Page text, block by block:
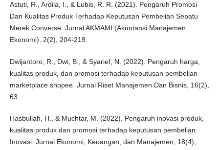
Astuti, R., Ardila, I., & Lubis, R. R. (2021). Pengaruh Promosi
Dan Kualitas Produk Terhadap Keputusan Pembelian Sepatu
Merek Converse. Jurnal AKMAMI (Akuntansi Manajemen
Ekonomi), 2(2), 204-219.
Dwijantoro, R., Dwi, B., & Syarief, N. (2022). Pengaruh harga,
kualitas produk, dan promosi terhadap keputusan pembelian
marketplace shopee. Jurnal Riset Manajemen Dan Bisnis, 16(2),
63.
Hasbullah, H., & Muchtar, M. (2022). Pengaruh inovasi produk,
kualitas produk dan promosi terhadap keputusan pembelian.
Inovasi: Jurnal Ekonomi, Keuangan, dan Manajemen, 18(4),